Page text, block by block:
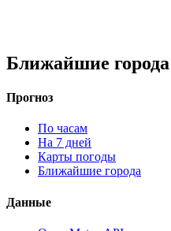
Ближайшие города
Прогноз
По часам
На 7 дней
Карты погоды
Ближайшие города
Данные